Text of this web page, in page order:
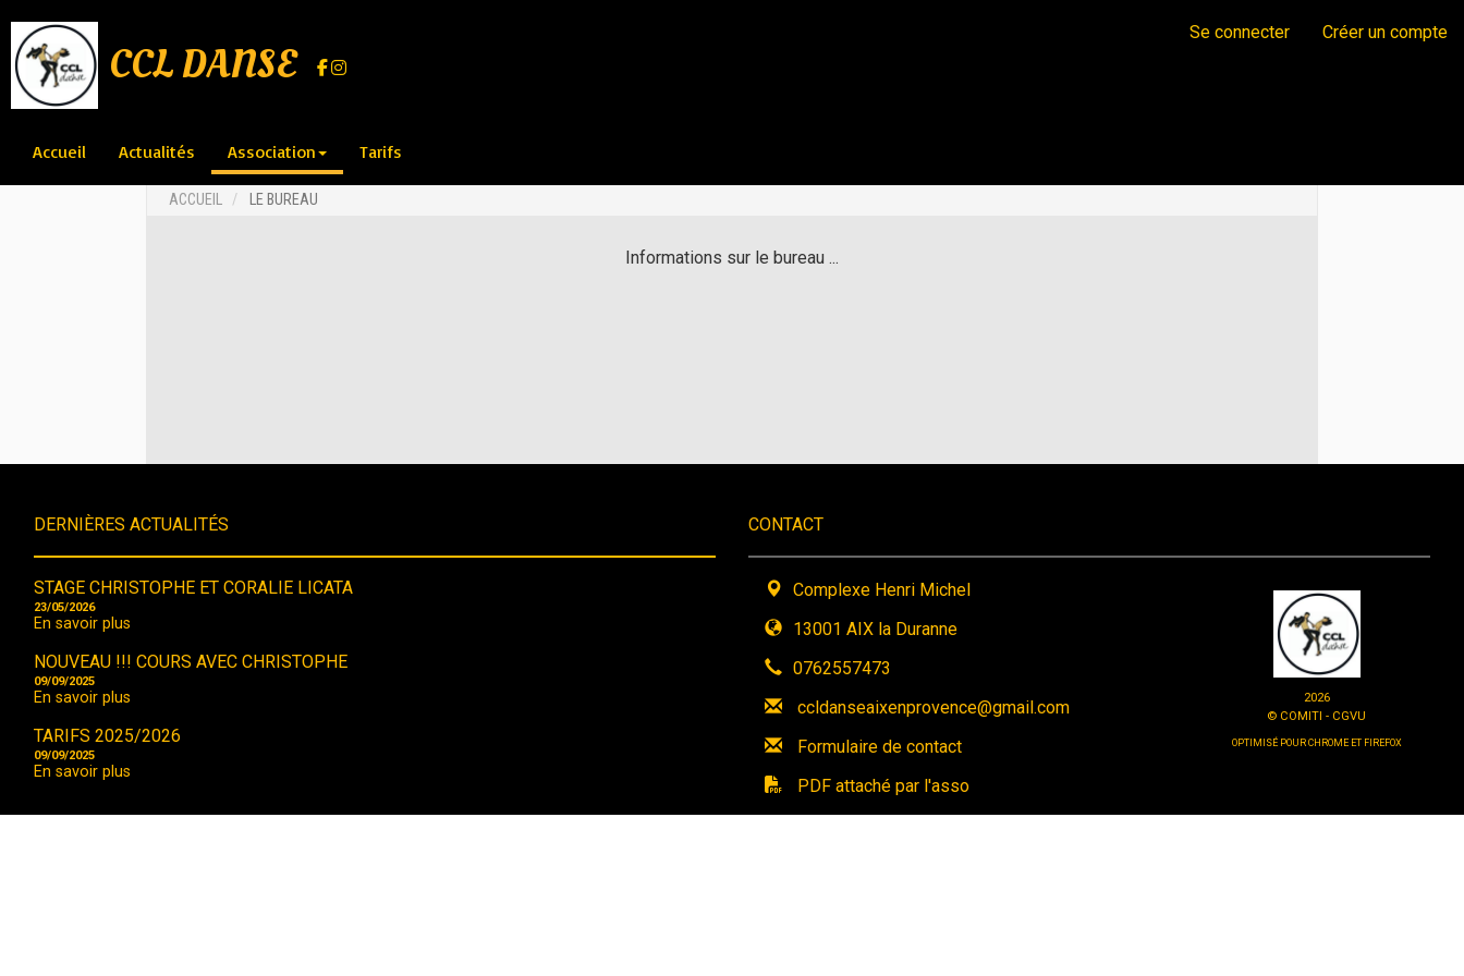
CCL DANSE
Se connecter Créer un compte
Accueil Actualités Association Tarifs
ACCUEIL LE BUREAU
Informations sur le bureau ...
DERNIÈRES ACTUALITÉS
STAGE CHRISTOPHE ET CORALIE LICATA
23/05/2026
En savoir plus
NOUVEAU !!! COURS AVEC CHRISTOPHE
09/09/2025
En savoir plus
TARIFS 2025/2026
09/09/2025
En savoir plus
CONTACT
Complexe Henri Michel
13001 AIX la Duranne
0762557473
ccldanseaixenprovence@gmail.com
Formulaire de contact
PDF attaché par l'asso
2026
© COMITI - CGVU
OPTIMISÉ POUR CHROME ET FIREFOX